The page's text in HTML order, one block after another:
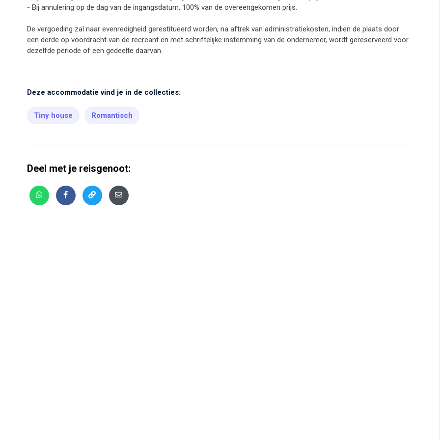
- Bij annulering op de dag van de ingangsdatum, 100% van de overeengekomen prijs.
De vergoeding zal naar evenredigheid gerestitueerd worden, na aftrek van administratiekosten, indien de plaats door
een derde op voordracht van de recreant en met schriftelijke instemming van de ondernemer, wordt gereserveerd voor
dezelfde periode of een gedeelte daarvan.
Deze accommodatie vind je in de collecties:
Tiny house Romantisch
Deel met je reisgenoot: